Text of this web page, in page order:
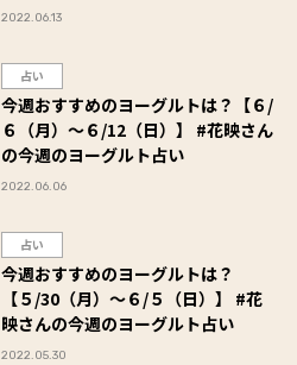
2022.06.13
占い
今週おすすめのヨーグルトは？【６/
６（月）～６/12（日）】 #花映さん
の今週のヨーグルト占い
2022.06.06
占い
今週おすすめのヨーグルトは？
【５/30（月）～６/５（日）】 #花
映さんの今週のヨーグルト占い
2022.05.30